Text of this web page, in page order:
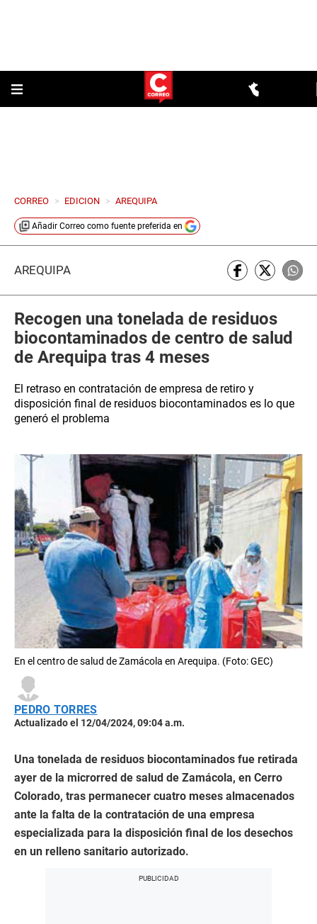
CORREO > EDICION > AREQUIPA
Añadir Correo como fuente preferida en
AREQUIPA
Recogen una tonelada de residuos
biocontaminados de centro de salud
de Arequipa tras 4 meses
El retraso en contratación de empresa de retiro y
disposición final de residuos biocontaminados es lo que
generó el problema
En el centro de salud de Zamácola en Arequipa. (Foto: GEC)
PEDRO TORRES
Actualizado el 12/04/2024, 09:04 a.m.
Una tonelada de residuos biocontaminados fue retirada
ayer de la microrred de salud de Zamácola, en Cerro
Colorado, tras permanecer cuatro meses almacenados
ante la falta de la contratación de una empresa
especializada para la disposición final de los desechos
en un relleno sanitario autorizado.